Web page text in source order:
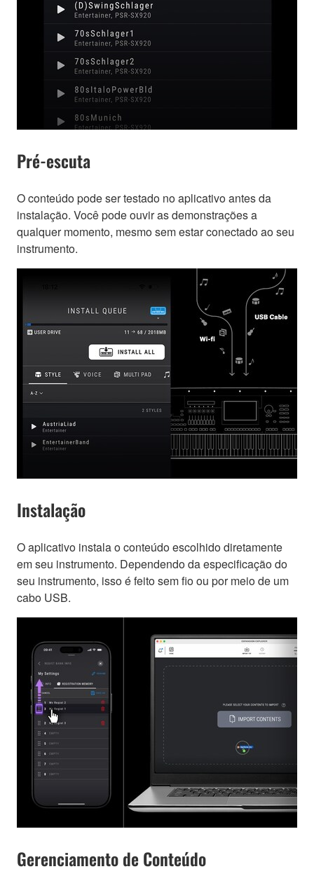
Pré-escuta
O conteúdo pode ser testado no aplicativo antes da
instalação. Você pode ouvir as demonstrações a
qualquer momento, mesmo sem estar conectado ao seu
instrumento.
Instalação
O aplicativo instala o conteúdo escolhido diretamente
em seu instrumento. Dependendo da especificação do
seu instrumento, isso é feito sem fio ou por meio de um
cabo USB.
Gerenciamento de Conteúdo